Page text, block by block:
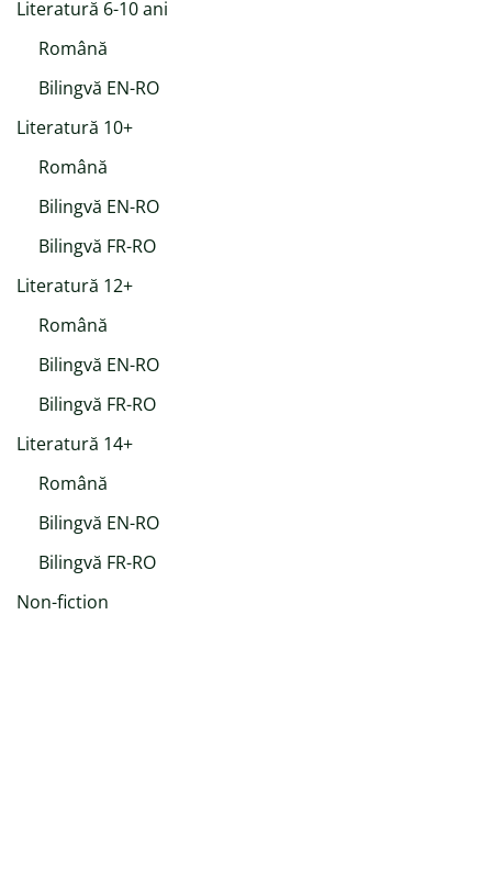
Literatură 6-10 ani
Română
Bilingvă EN-RO
Literatură 10+
Română
Bilingvă EN-RO
Bilingvă FR-RO
Literatură 12+
Română
Bilingvă EN-RO
Bilingvă FR-RO
Literatură 14+
Română
Bilingvă EN-RO
Bilingvă FR-RO
Non-fiction